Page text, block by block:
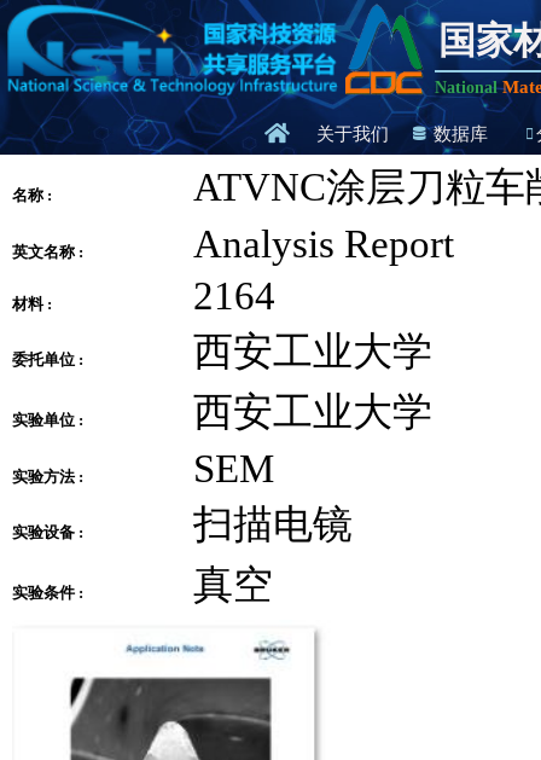
国家
National
关于我们 数据库
名称 : ATVNC涂层刀粒车
英文名称 : Analysis Report
材料 : 2164
委托单位 : 西安工业大学
实验单位 : 西安工业大学
实验方法 : SEM
实验设备 : 扫描电镜
实验条件 : 真空